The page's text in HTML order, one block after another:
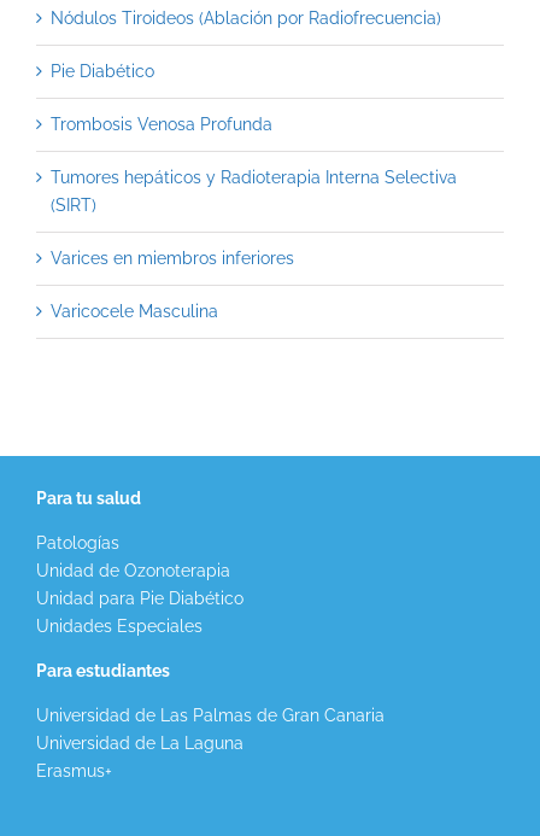
Nódulos Tiroideos (Ablación por Radiofrecuencia)
Pie Diabético
Trombosis Venosa Profunda
Tumores hepáticos y Radioterapia Interna Selectiva
(SIRT)
Varices en miembros inferiores
Varicocele Masculina
Para tu salud
Patologías
Unidad de Ozonoterapia
Unidad para Pie Diabético
Unidades Especiales
Para estudiantes
Universidad de Las Palmas de Gran Canaria
Universidad de La Laguna
Erasmus+